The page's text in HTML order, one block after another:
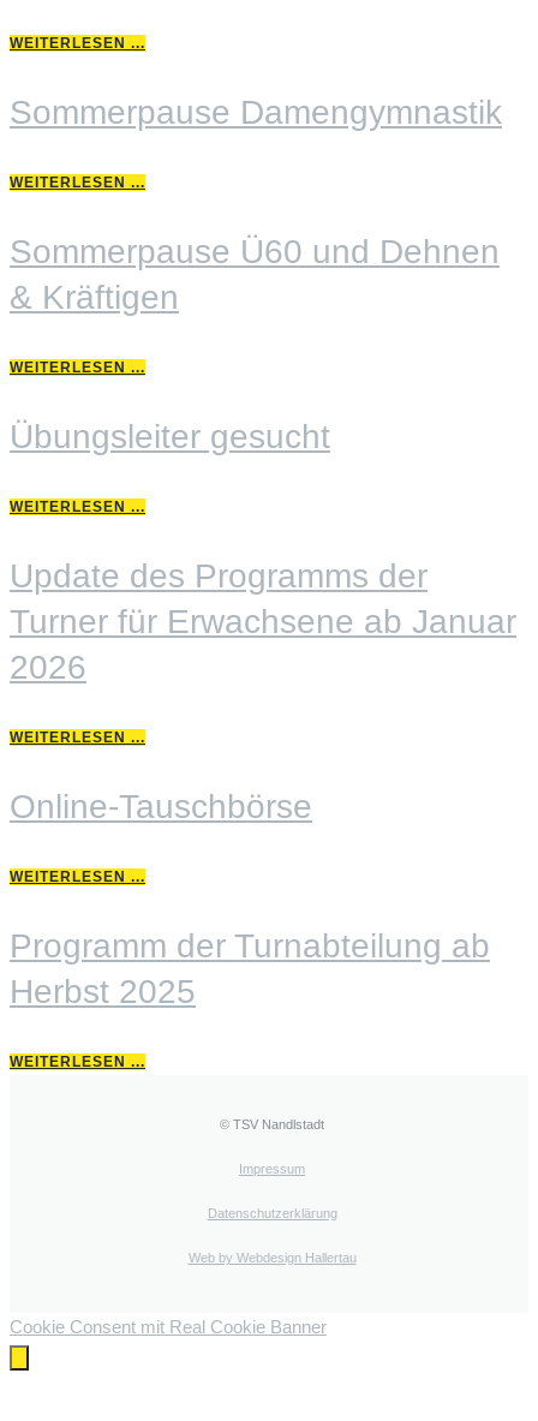
WEITERLESEN ...
Sommerpause Damengymnastik
WEITERLESEN ...
Sommerpause Ü60 und Dehnen
& Kräftigen
WEITERLESEN ...
Übungsleiter gesucht
WEITERLESEN ...
Update des Programms der
Turner für Erwachsene ab Januar
2026
WEITERLESEN ...
Online-Tauschbörse
WEITERLESEN ...
Programm der Turnabteilung ab
Herbst 2025
WEITERLESEN ...
© TSV Nandlstadt
Impressum
Datenschutzerklärung
Web by Webdesign Hallertau
Cookie Consent mit Real Cookie Banner